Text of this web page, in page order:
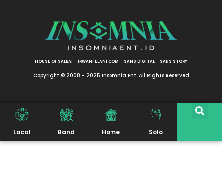
HOUSE OF SALBAI IRWANFELANI.COM SANS DIGITAL SANS STORY
Copyright © 2008 - 2025 Insomnia Ent. All Rights Reserved
Local Band Home Solo